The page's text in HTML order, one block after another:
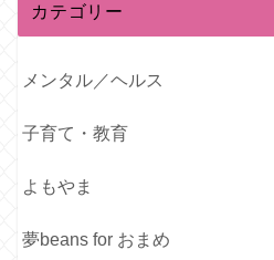
カテゴリー
メンタル／ヘルス
子育て・教育
よもやま
夢beans for おまめ